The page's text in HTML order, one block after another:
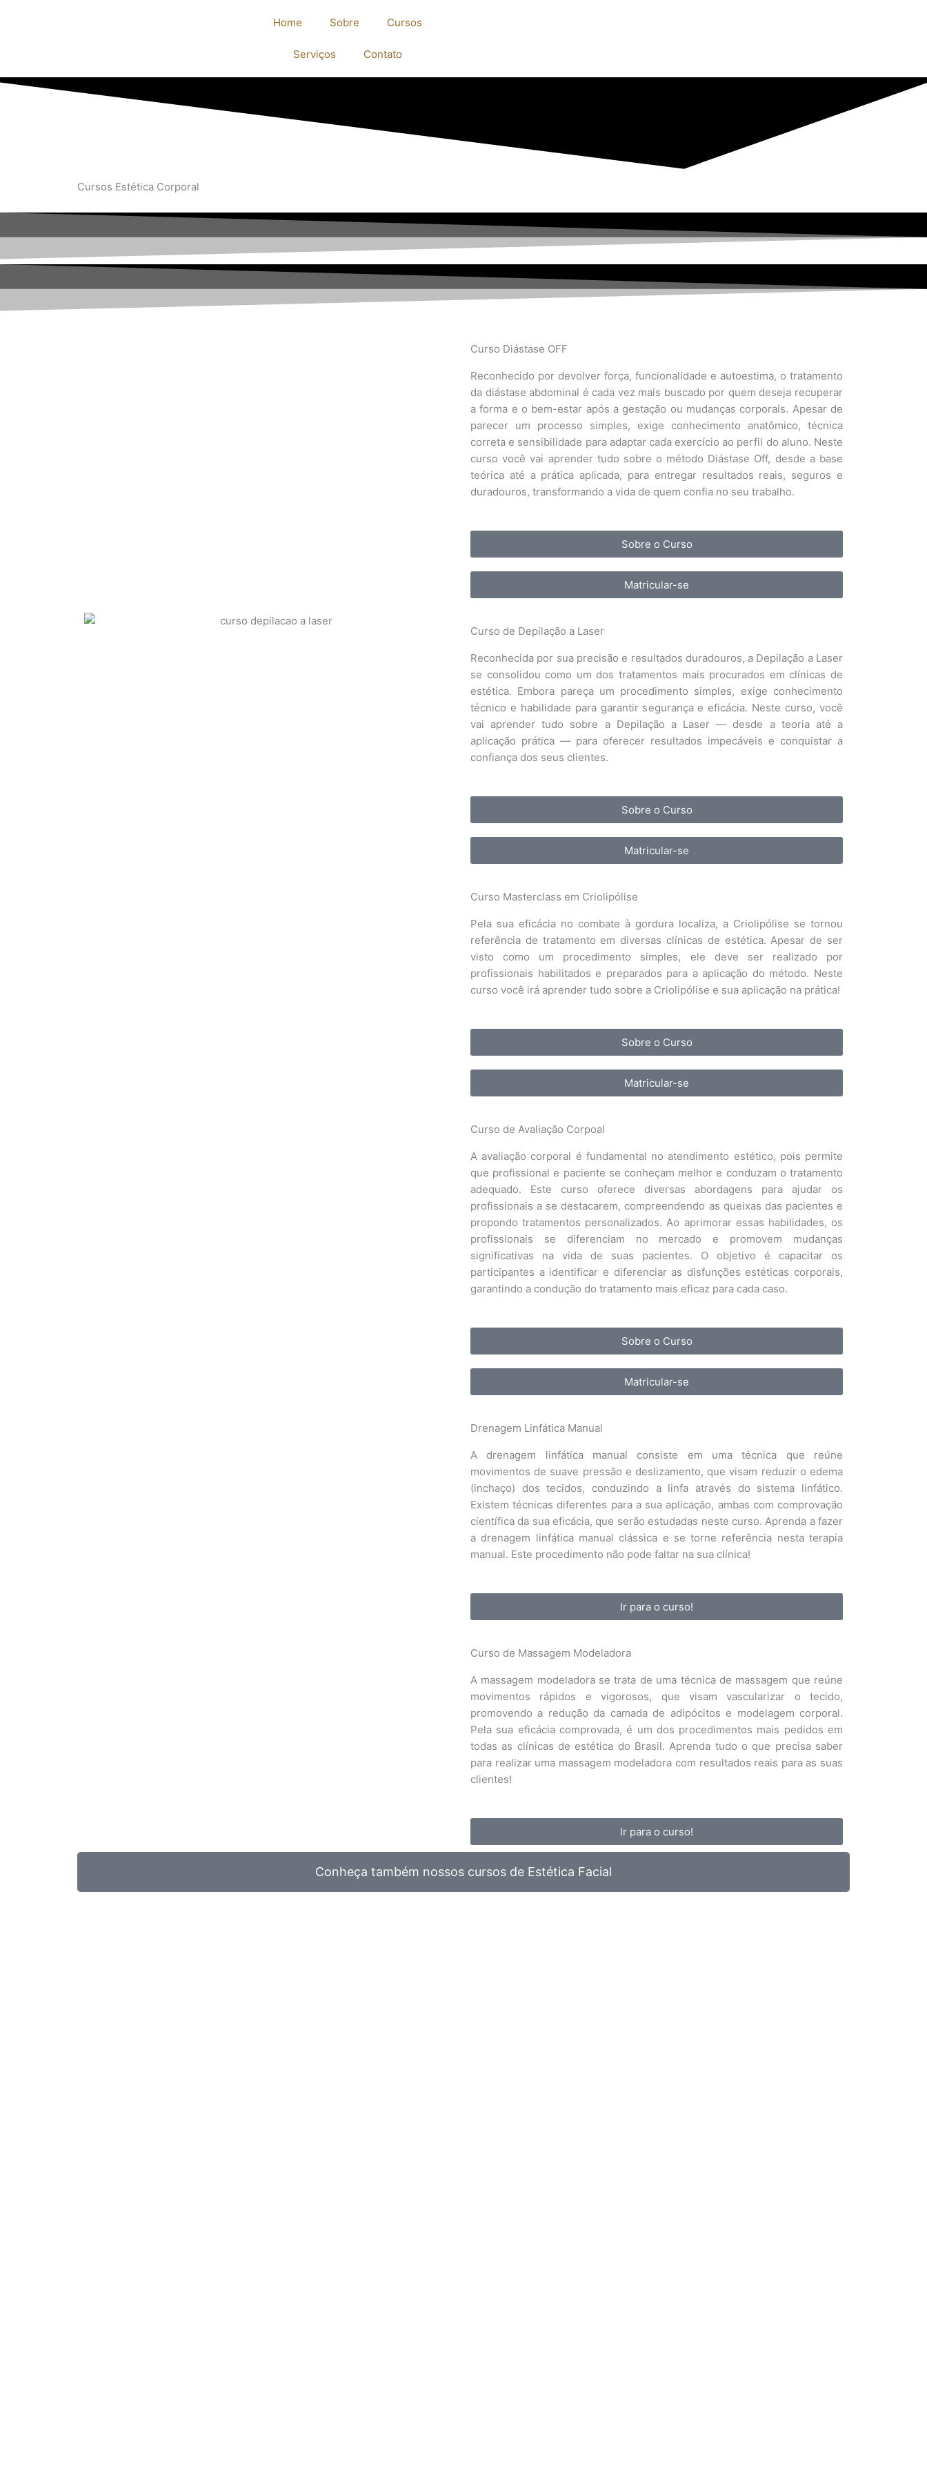
Home Sobre Cursos
Serviços Contato
Cursos Estética Corporal
Curso Diástase OFF
Reconhecido por devolver força, funcionalidade e autoestima, o tratamento
da diástase abdominal é cada vez mais buscado por quem deseja recuperar
a forma e o bem-estar após a gestação ou mudanças corporais. Apesar de
parecer um processo simples, exige conhecimento anatômico, técnica
correta e sensibilidade para adaptar cada exercício ao perfil do aluno. Neste
curso você vai aprender tudo sobre o método Diástase Off, desde a base
teórica até a prática aplicada, para entregar resultados reais, seguros e
duradouros, transformando a vida de quem confia no seu trabalho.
Sobre o Curso
Matricular-se
Curso de Depilação a Laser
Reconhecida por sua precisão e resultados duradouros, a Depilação a Laser
se consolidou como um dos tratamentos mais procurados em clínicas de
estética. Embora pareça um procedimento simples, exige conhecimento
técnico e habilidade para garantir segurança e eficácia. Neste curso, você
vai aprender tudo sobre a Depilação a Laser — desde a teoria até a
aplicação prática — para oferecer resultados impecáveis e conquistar a
confiança dos seus clientes.
Sobre o Curso
Matricular-se
Curso Masterclass em Criolipólise
Pela sua eficácia no combate à gordura localiza, a Criolipólise se tornou
referência de tratamento em diversas clínicas de estética. Apesar de ser
visto como um procedimento simples, ele deve ser realizado por
profissionais habilitados e preparados para a aplicação do método. Neste
curso você irá aprender tudo sobre a Criolipólise e sua aplicação na prática!
Sobre o Curso
Matricular-se
Curso de Avaliação Corpoal
A avaliação corporal é fundamental no atendimento estético, pois permite
que profissional e paciente se conheçam melhor e conduzam o tratamento
adequado. Este curso oferece diversas abordagens para ajudar os
profissionais a se destacarem, compreendendo as queixas das pacientes e
propondo tratamentos personalizados. Ao aprimorar essas habilidades, os
profissionais se diferenciam no mercado e promovem mudanças
significativas na vida de suas pacientes. O objetivo é capacitar os
participantes a identificar e diferenciar as disfunções estéticas corporais,
garantindo a condução do tratamento mais eficaz para cada caso.
Sobre o Curso
Matricular-se
Drenagem Linfática Manual
A drenagem linfática manual consiste em uma técnica que reúne
movimentos de suave pressão e deslizamento, que visam reduzir o edema
(inchaço) dos tecidos, conduzindo a linfa através do sistema linfático.
Existem técnicas diferentes para a sua aplicação, ambas com comprovação
científica da sua eficácia, que serão estudadas neste curso. Aprenda a fazer
a drenagem linfática manual clássica e se torne referência nesta terapia
manual. Este procedimento não pode faltar na sua clínica!
Ir para o curso!
Curso de Massagem Modeladora
A massagem modeladora se trata de uma técnica de massagem que reúne
movimentos rápidos e vigorosos, que visam vascularizar o tecido,
promovendo a redução da camada de adipócitos e modelagem corporal.
Pela sua eficácia comprovada, é um dos procedimentos mais pedidos em
todas as clínicas de estética do Brasil. Aprenda tudo o que precisa saber
para realizar uma massagem modeladora com resultados reais para as suas
clientes!
Ir para o curso!
Conheça também nossos cursos de Estética Facial